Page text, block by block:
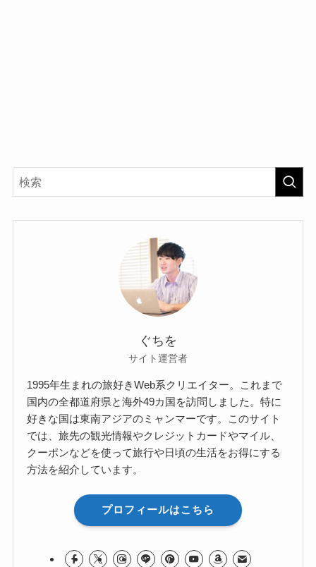
ぐちを
サイト運営者
1995年生まれの旅好きWeb系クリエイター。これまで
国内の全都道府県と海外49カ国を訪問しました。特に
好きな国は東南アジアのミャンマーです。このサイト
では、旅先の観光情報やクレジットカードやマイル、
クーポンなどを使って旅行や日頃の生活をお得にする
方法を紹介しています。
プロフィールはこちら